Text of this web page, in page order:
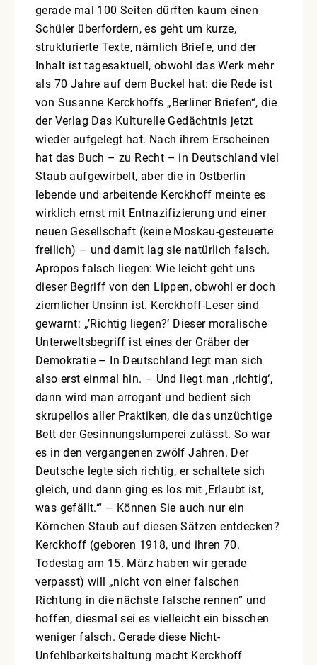
gerade mal 100 Seiten dürften kaum einen
Schüler überfordern, es geht um kurze,
strukturierte Texte, nämlich Briefe, und der
Inhalt ist tagesaktuell, obwohl das Werk mehr
als 70 Jahre auf dem Buckel hat: die Rede ist
von Susanne Kerckhoffs „Berliner Briefen“, die
der Verlag Das Kulturelle Gedächtnis jetzt
wieder aufgelegt hat. Nach ihrem Erscheinen
hat das Buch – zu Recht – in Deutschland viel
Staub aufgewirbelt, aber die in Ostberlin
lebende und arbeitende Kerckhoff meinte es
wirklich ernst mit Entnazifizierung und einer
neuen Gesellschaft (keine Moskau-gesteuerte
freilich) – und damit lag sie natürlich falsch.
Apropos falsch liegen: Wie leicht geht uns
dieser Begriff von den Lippen, obwohl er doch
ziemlicher Unsinn ist. Kerckhoff-Leser sind
gewarnt: „’Richtig liegen?‘ Dieser moralische
Unterweltsbegriff ist eines der Gräber der
Demokratie – In Deutschland legt man sich
also erst einmal hin. – Und liegt man ‚richtig‘,
dann wird man arrogant und bedient sich
skrupellos aller Praktiken, die das unzüchtige
Bett der Gesinnungslumperei zulässt. So war
es in den vergangenen zwölf Jahren. Der
Deutsche legte sich richtig, er schaltete sich
gleich, und dann ging es los mit ‚Erlaubt ist,
was gefällt.‘“ – Können Sie auch nur ein
Körnchen Staub auf diesen Sätzen entdecken?
Kerckhoff (geboren 1918, und ihren 70.
Todestag am 15. März haben wir gerade
verpasst) will „nicht von einer falschen
Richtung in die nächste falsche rennen“ und
hoffen, diesmal sei es vielleicht ein bisschen
weniger falsch. Gerade diese Nicht-
Unfehlbarkeitshaltung macht Kerckhoff